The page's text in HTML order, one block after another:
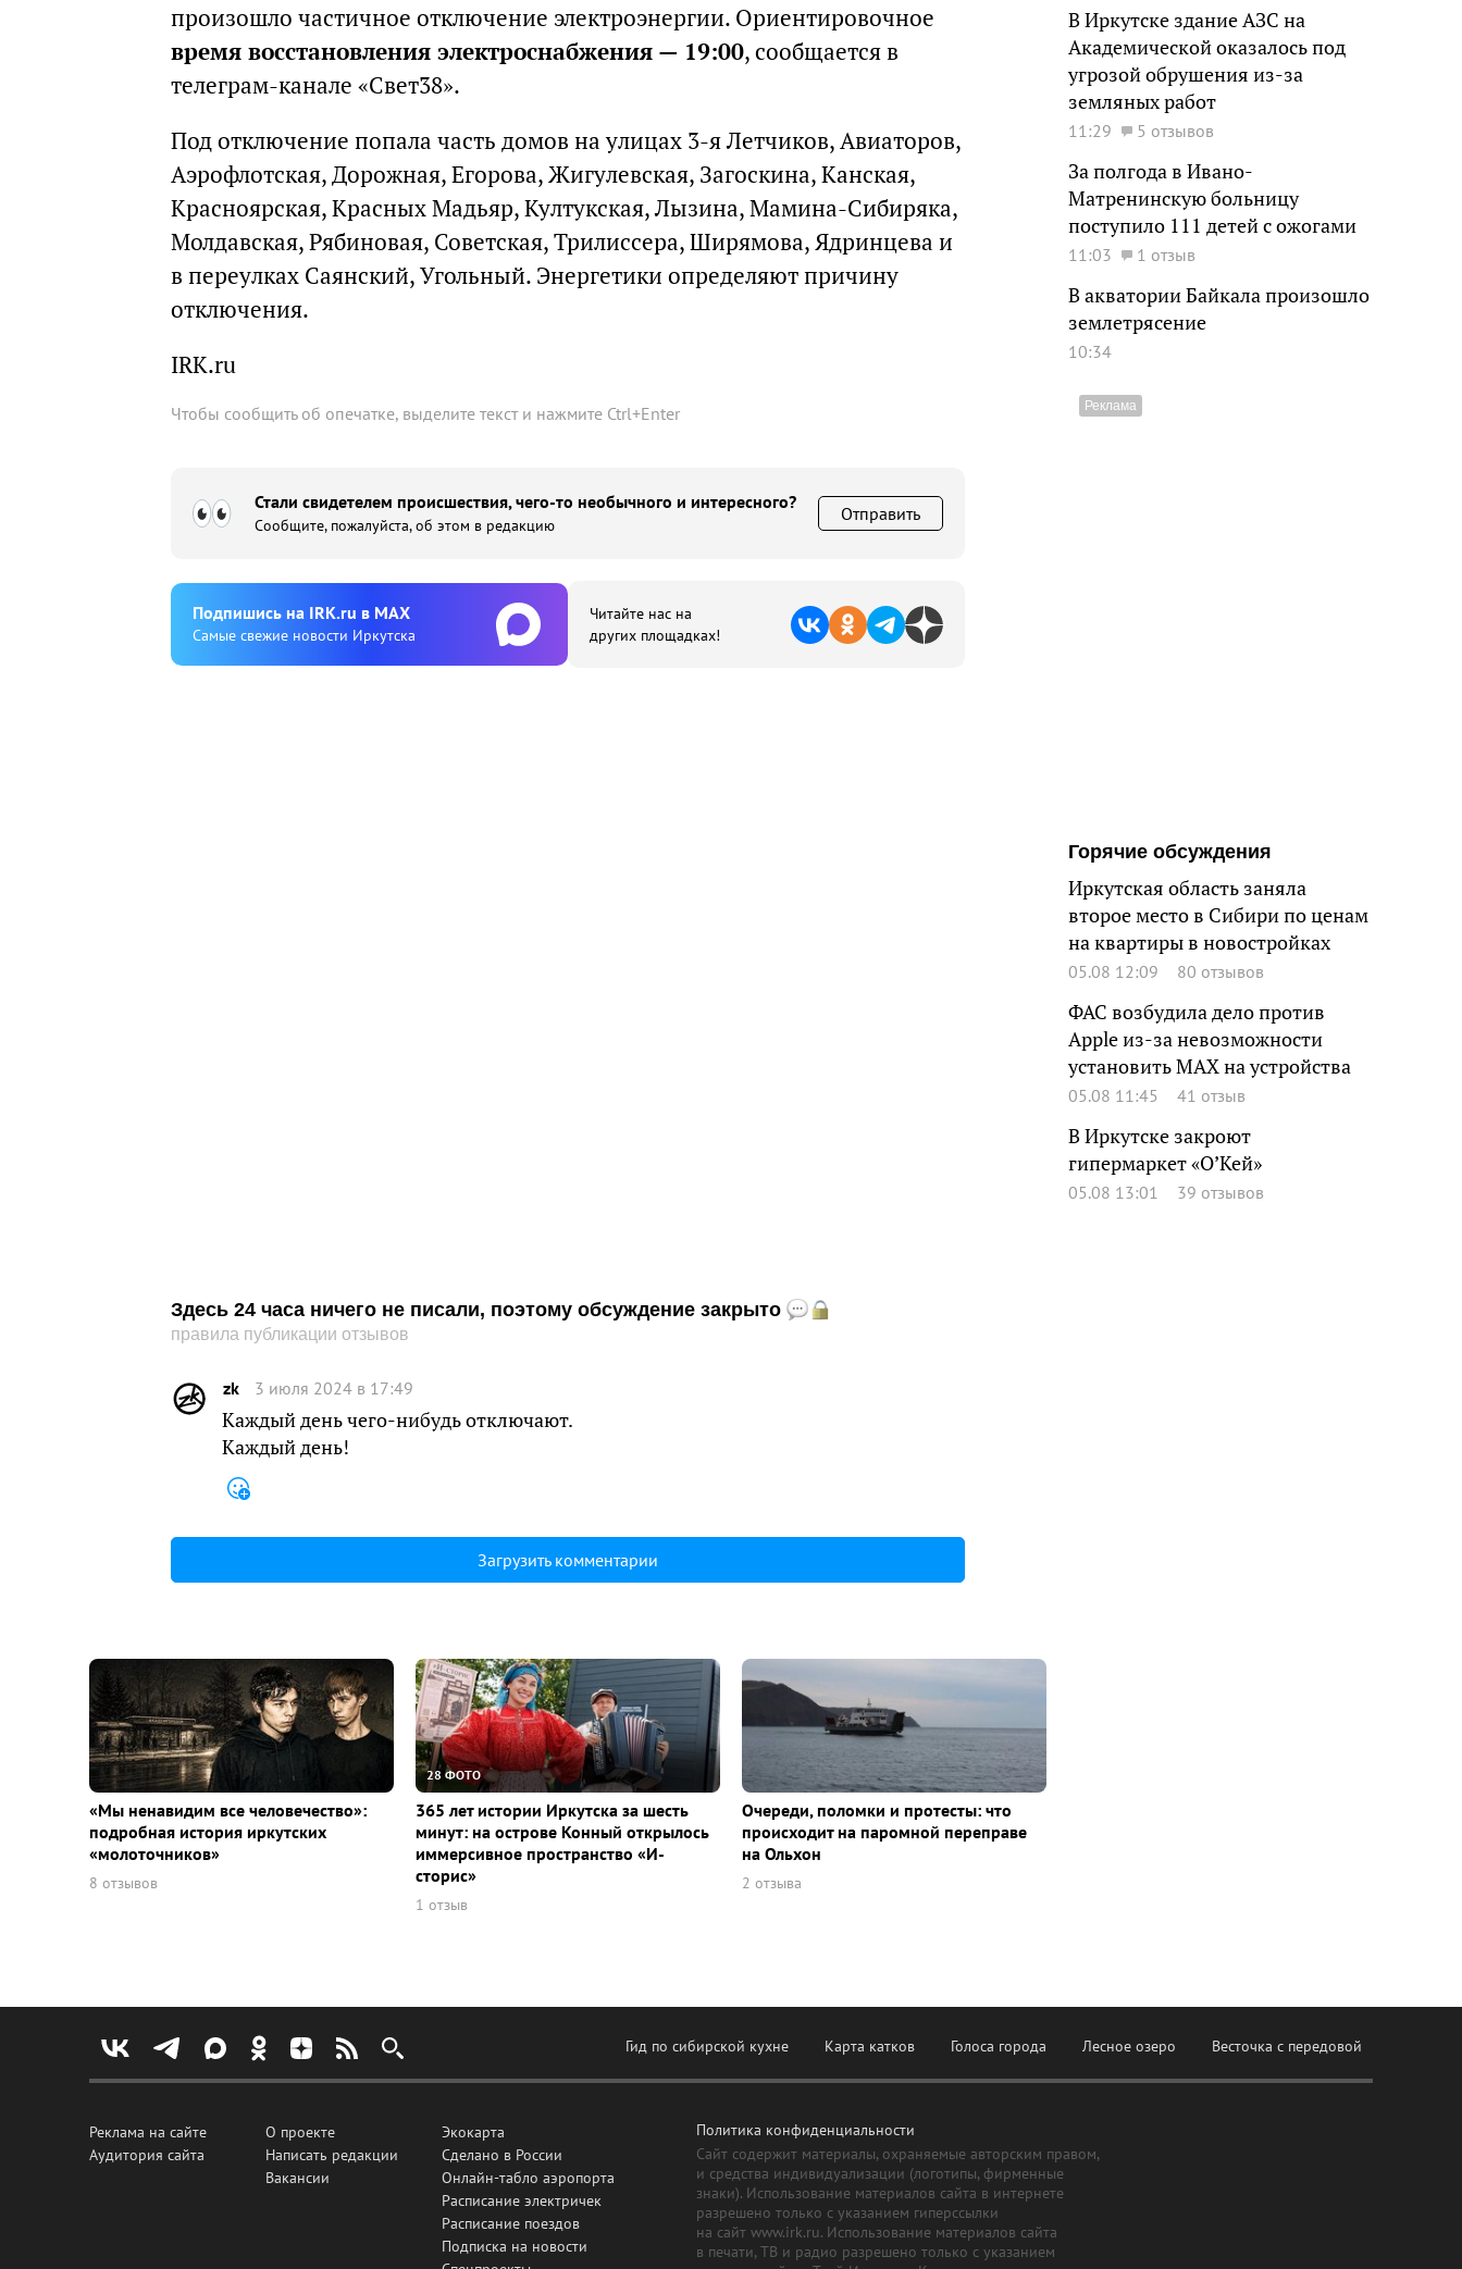
произошло частичное отключение электроэнергии. Ориентировочное
время восстановления электроснабжения — 19:00, сообщается в
телеграм-канале «Свет38».
Под отключение попала часть домов на улицах 3-я Летчиков, Авиаторов,
Аэрофлотская, Дорожная, Егорова, Жигулевская, Загоскина, Канская,
Красноярская, Красных Мадьяр, Култукская, Лызина, Мамина-Сибиряка,
Молдавская, Рябиновая, Советская, Трилиссера, Ширямова, Ядринцева и
в переулках Саянский, Угольный. Энергетики определяют причину
отключения.
IRK.ru
Чтобы сообщить об опечатке, выделите текст и нажмите Ctrl+Enter
Стали свидетелем происшествия, чего-то необычного и интересного?
Сообщите, пожалуйста, об этом в редакцию
Отправить
Подпишиcь на IRK.ru в MAX
Cамые свежие новости Иркутска
Читайте нас на
других площадках!
Здесь 24 часа ничего не писали, поэтому обсуждение закрыто
правила публикации отзывов
zk 3 июля 2024 в 17:49
Каждый день чего-нибудь отключают.
Каждый день!
Загрузить комментарии
В Иркутске здание АЗС на
Академической оказалось под
угрозой обрушения из-за
земляных работ
11:29 5 отзывов
За полгода в Ивано-
Матренинскую больницу
поступило 111 детей с ожогами
11:03 1 отзыв
В акватории Байкала произошло
землетрясение
10:34
Горячие обсуждения
Иркутская область заняла
второе место в Сибири по ценам
на квартиры в новостройках
05.08 12:09 80 отзывов
ФАС возбудила дело против
Apple из-за невозможности
установить MAX на устройства
05.08 11:45 41 отзыв
В Иркутске закроют
гипермаркет «О’Кей»
05.08 13:01 39 отзывов
«Мы ненавидим все человечество»:
подробная история иркутских
«молоточников»
8 отзывов
28 ФОТО
365 лет истории Иркутска за шесть
минут: на острове Конный открылось
иммерсивное пространство «И-
сторис»
1 отзыв
Очереди, поломки и протесты: что
происходит на паромной переправе
на Ольхон
2 отзыва
Гид по сибирской кухне Карта катков Голоса города Лесное озеро Весточка с передовой
Реклама на сайте
Аудитория сайта
О проекте
Написать редакции
Вакансии
Экокарта
Сделано в России
Онлайн-табло аэропорта
Расписание электричек
Расписание поездов
Подписка на новости
Политика конфиденциальности
Сайт содержит материалы, охраняемые авторским правом,
и средства индивидуализации (логотипы, фирменные
знаки). Использование материалов сайта в интернете
разрешено только с указанием гиперссылки
на сайт www.irk.ru. Использование материалов сайта
в печати, ТВ и радио разрешено только с указанием